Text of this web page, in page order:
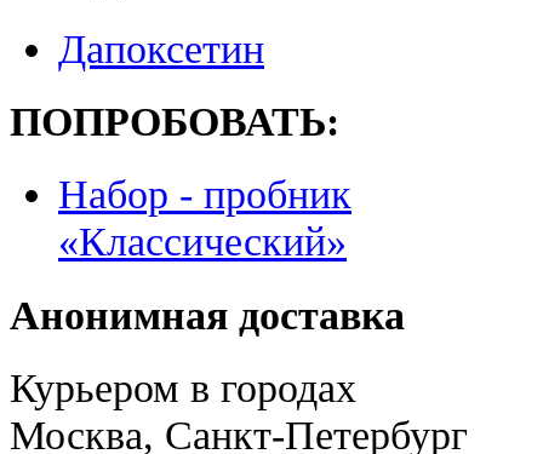
Дапоксетин
ПОПРОБОВАТЬ:
Набор - пробник
«Классический»
Анонимная доставка
Курьером в городах
Москва, Санкт-Петербург